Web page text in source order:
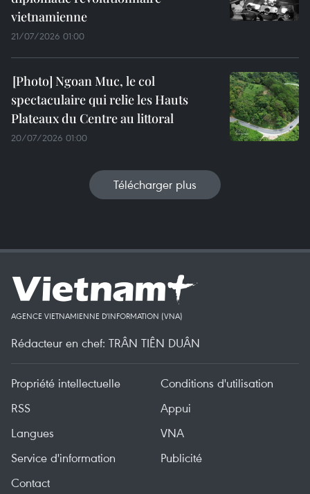
vietnamienne
21/07/2026 01:00
Ngoan Muc, le col
spectaculaire qui relie les Hauts
Plateaux du Centre au littoral
20/07/2026 01:00
Télécharger plus
AGENCE VIETNAMIENNE D'INFORMATION (VNA)
Rédacteur en chef: TRÂN TIÊN DUÂN
Propriété intellectuelle
Conditions d'utilisation
RSS
Appui
Langues
VNA
Service d'information
Publicité
Contact